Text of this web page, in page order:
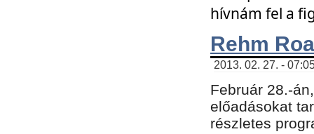
hívnám fel a
Rehm
2013. 02. 27. -
Február 28.-
előadásokat
részletes